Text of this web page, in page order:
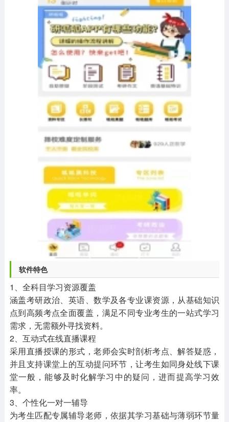
软件特色
1、全科目学习资源覆盖
涵盖考研政治、英语、数学及各专业课资源，从基础知识
点到高频考点全面覆盖，满足不同专业考生的一站式学习
需求，无需额外寻找资料。
2、互动式在线直播课程
采用直播授课的形式，老师会实时剖析考点、解答疑惑，
并且支持课堂上的互动提问环节，让考生如同身处线下课
堂一般，能够及时化解学习中的疑问，进而提高学习效
率。
3、个性化一对一辅导
为考生匹配专属辅导老师，依据其学习基础与薄弱环节量